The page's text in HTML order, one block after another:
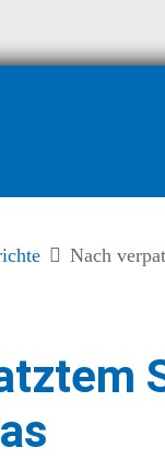
Nach